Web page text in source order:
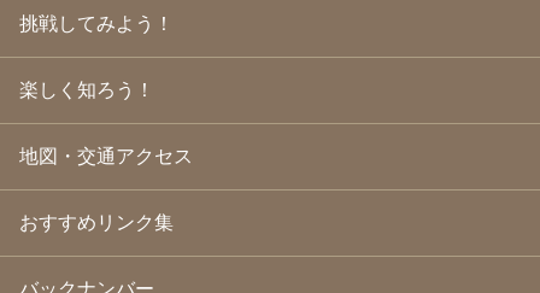
2009年4月
(24)
2009年3月(21)
2009年2月(19)
2009年1月(25)
2008年10月
(31)
2008年9月(24)
2008年8月(24)
挑戦してみよう！
楽しく知ろう！
地図・交通アクセス
おすすめリンク集
バックナンバー